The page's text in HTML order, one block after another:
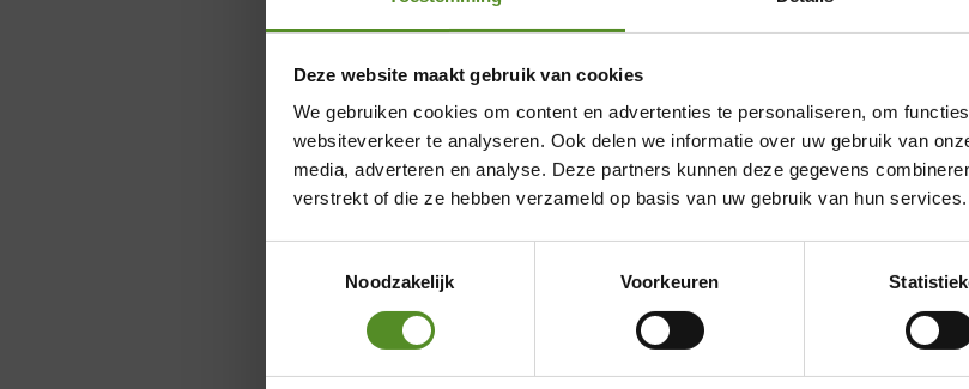
Deze website maakt gebruik van cookies
We gebruiken cookies om content en advertenties te personaliseren, om
websiteverkeer te analyseren. Ook delen we informatie over uw gebruik van
media, adverteren en analyse. Deze partners kunnen deze gegevens
verstrekt of die ze hebben verzameld op basis van uw gebruik van hun services.
Noodzakelijk
Voorkeuren
Showroom Breda
Vrijdag 12:00 – 17:00
Zaterdag 12:00 – 17:00
Zondag 12:00 – 17:00